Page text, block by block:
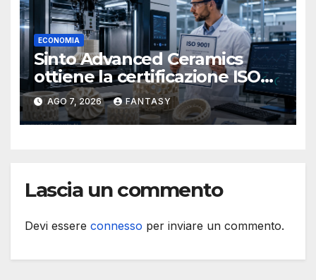
ECONOMIA
Sinto Advanced Ceramics
ottiene la certificazione ISO
9001 per la stampa 3D di
ceramiche tecniche
AGO 7, 2026 FANTASY
Lascia un commento
Devi essere connesso per inviare un commento.